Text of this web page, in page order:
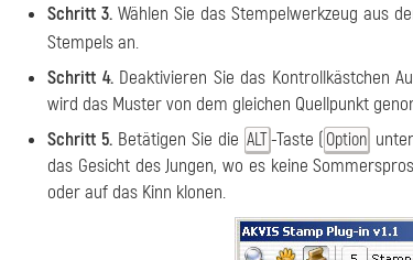
Schritt 3. Wählen Sie das Stempelwerkzeug aus
Stempels an.
Schritt 4.Deaktivieren Sie das Kontrollkästchen
wird das Muster von dem gleichen Quellpunkt
Schritt 5.Betätigen Sie die ALT-Taste ( Option
das Gesicht des Jungen, wo es keine
oder auf das Kinn klonen.